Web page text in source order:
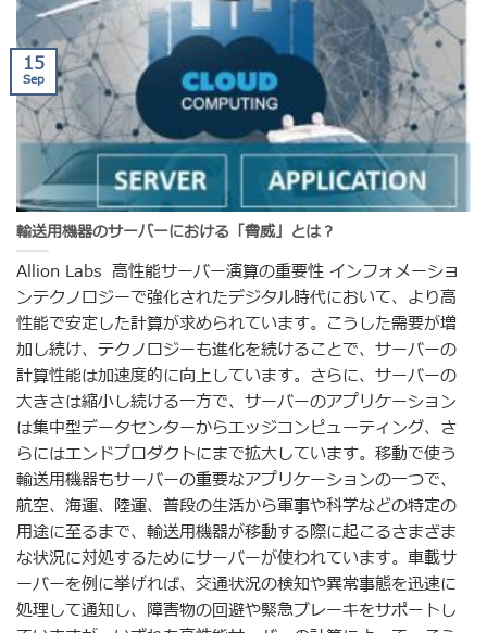
輸送用機器のサーバーにおける「脅威」とは？
Allion Labs 高性能サーバー演算の重要性 インフォメーショ
ンテクノロジーで強化されたデジタル時代において、より高
性能で安定した計算が求められています。こうした需要が増
加し続け、テクノロジーも進化を続けることで、サーバーの
計算性能は加速度的に向上しています。さらに、サーバーの
大きさは縮小し続ける一方で、サーバーのアプリケーション
は集中型データセンターからエッジコンピューティング、さ
らにはエンドプロダクトにまで拡大しています。移動で使う
輸送用機器もサーバーの重要なアプリケーションの一つで、
航空、海運、陸運、普段の生活から軍事や科学などの特定の
用途に至るまで、輸送用機器が移動する際に起こるさまざま
な状況に対処するためにサーバーが使われています。車載サ
ーバーを例に挙げれば、交通状況の検知や異常事態を迅速に
処理して通知し、障害物の回避や緊急ブレーキをサポートし
15
Sep